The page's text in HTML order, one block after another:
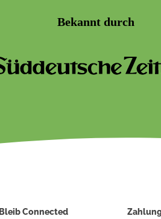
Bekannt durch
Bleib Connected